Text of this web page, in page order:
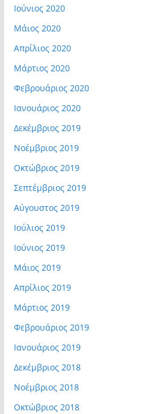
Ιούνιος 2020
Μάιος 2020
Απρίλιος 2020
Μάρτιος 2020
Φεβρουάριος 2020
Ιανουάριος 2020
Δεκέμβριος 2019
Νοέμβριος 2019
Οκτώβριος 2019
Σεπτέμβριος 2019
Αύγουστος 2019
Ιούλιος 2019
Ιούνιος 2019
Μάιος 2019
Απρίλιος 2019
Μάρτιος 2019
Φεβρουάριος 2019
Ιανουάριος 2019
Δεκέμβριος 2018
Νοέμβριος 2018
Οκτώβριος 2018